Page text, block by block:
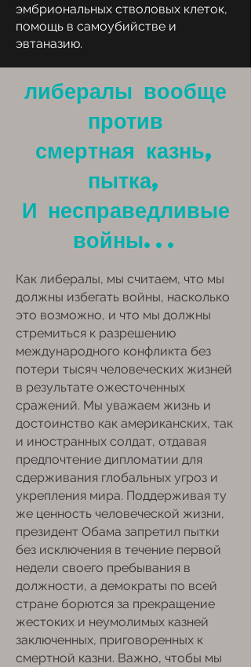
эмбриональных стволовых клеток,
помощь в самоубийстве и
эвтаназию.
либералы вообще
против
смертная казнь,
пытка,
И несправедливые
войны...
Как либералы, мы считаем, что мы
должны избегать войны, насколько
это возможно, и что мы должны
стремиться к разрешению
международного конфликта без
потери тысяч человеческих жизней
в результате ожесточенных
сражений. Мы уважаем жизнь и
достоинство как американских, так
и иностранных солдат, отдавая
предпочтение дипломатии для
сдерживания глобальных угроз и
укрепления мира. Поддерживая ту
же ценность человеческой жизни,
президент Обама запретил пытки
без исключения в течение первой
недели своего пребывания в
должности, а демократы по всей
стране борются за прекращение
жестоких и неумолимых казней
заключенных, приговоренных к
смертной казни. Важно, чтобы мы